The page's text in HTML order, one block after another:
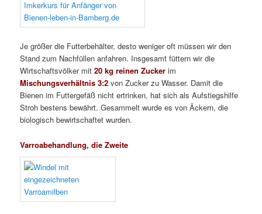
Je größer die Futterbehälter, desto weniger oft müssen wir den
Stand zum Nachfüllen anfahren. Insgesamt füttern wir die
Wirtschaftsvölker mit20 kg reinen Zucker im
Mischungsverhältnis 3:2 von Zucker zu Wasser. Damit die
Bienen im Futtergefäß nicht ertrinken, hat sich als Aufstiegshilfe
Stroh bestens bewährt. Gesammelt wurde es von Äckern, die
biologisch bewirtschaftet wurden.
Varroabehandlung, die Zweite